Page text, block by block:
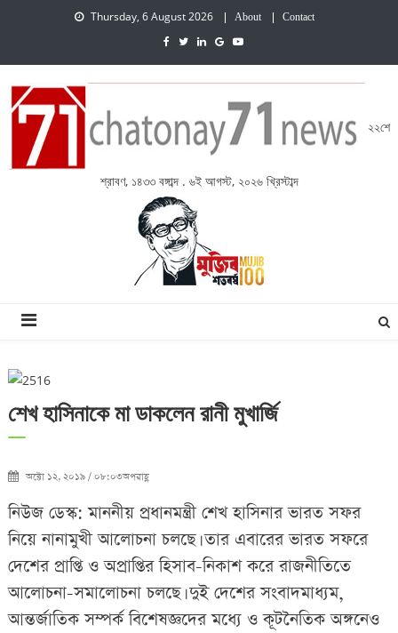
Thursday, 6 August 2026 About Contact
২২শে
শ্রাবণ, ১৪৩৩ বঙ্গাব্দ . ৬ই আগস্ট, ২০২৬ খ্রিস্টাব্দ
শেখ হাসিনাকে মা ডাকলেন রানী মুখার্জি
অক্টো ১২, ২০১৯ / ০৮:০৩অপরাহ্ণ
নিউজ ডেস্ক: মাননীয় প্রধানমন্ত্রী শেখ হাসিনার ভারত সফর
নিয়ে নানামুখী আলোচনা চলছে। তার এবারের ভারত সফরে
দেশের প্রাপ্তি ও অপ্রাপ্তির হিসাব-নিকাশ করে রাজনীতিতে
আলোচনা-সমালোচনা চলছে। দুই দেশের সংবাদমাধ্যম,
আন্তর্জাতিক সম্পর্ক বিশেষজ্ঞদের মধ্যে ও কূটনৈতিক অঙ্গনেও